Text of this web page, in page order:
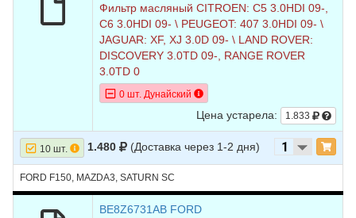
Фильтр масляный CITROEN: C5 3.0HDI 09-,
C6 3.0HDI 09- \ PEUGEOT: 407 3.0HDI 09- \
JAGUAR: XF, XJ 3.0D 09- \ LAND ROVER:
DISCOVERY 3.0TD 09-, RANGE ROVER
3.0TD 0
0 шт. Дунайский
Цена устарела: 1.833
10 шт. 1.480 (Доставка через 1-2 дня)
FORD F150, MAZDA3, SATURN SC
BE8Z6731AB FORD